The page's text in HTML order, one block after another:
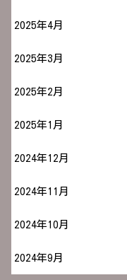
2025年4月
2025年3月
2025年2月
2025年1月
2024年12月
2024年11月
2024年10月
2024年9月